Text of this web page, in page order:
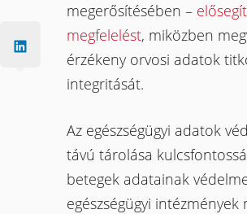
megerősítésében –
megfelelést, miközben
érzékeny orvosi adatok
integritását.
Az egészségügyi adatok
távú tárolása
betegek adatainak
egészségügyi intézmények